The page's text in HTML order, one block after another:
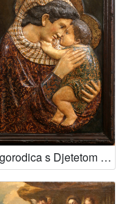
Bogorodica s Djetetom (Madonna Pazi)